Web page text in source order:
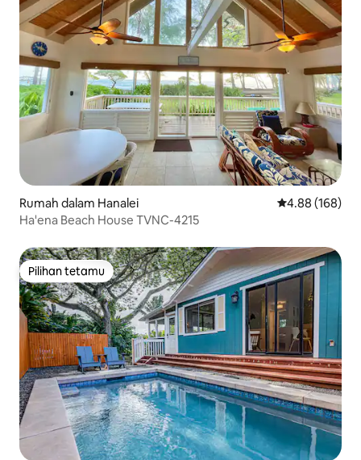
Rumah dalam Hanalei Penarafan
4.88 (168)
Ha'ena Beach House TVNC-4215
Pilihan tetamu
Pilihan tetamu